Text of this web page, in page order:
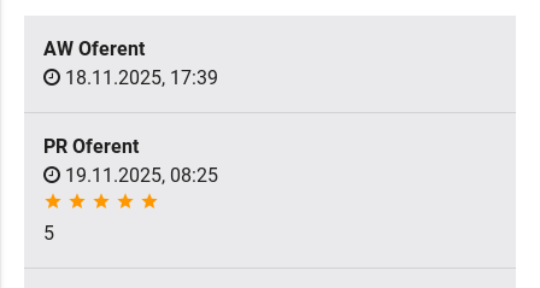
AW Oferent
18.11.2025, 17:39
PR Oferent
19.11.2025, 08:25
star star star star star
5